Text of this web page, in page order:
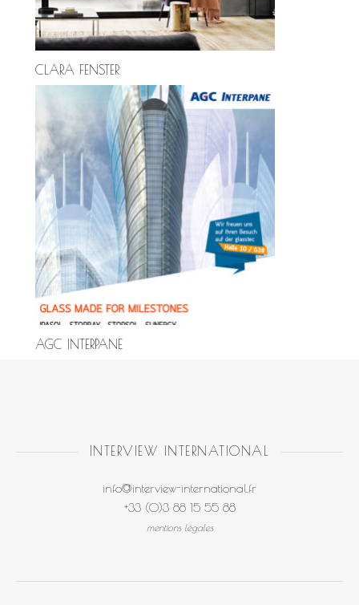
CLARA FENSTER
AGC INTERPANE
INTERVIEW INTERNATIONAL
info@interview-international.fr
+33 (0)3 88 15 55 88
mentions légales